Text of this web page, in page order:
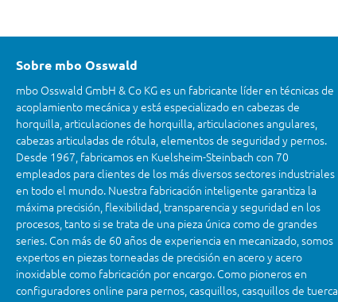
Sobre mbo Osswald
mbo Osswald GmbH & Co KG es un fabricante líder en técnicas de
acoplamiento mecánica y está especializado en cabezas de
horquilla, articulaciones de horquilla, articulaciones angulares,
cabezas articuladas de rótula, elementos de seguridad y pernos.
Desde 1967, fabricamos en Kuelsheim-Steinbach con 70
empleados para clientes de los más diversos sectores industriales
en todo el mundo. Nuestra fabricación inteligente garantiza la
máxima precisión, flexibilidad, transparencia y seguridad en los
procesos, tanto si se trata de una pieza única como de grandes
series. Con más de 60 años de experiencia en mecanizado, somos
expertos en piezas torneadas de precisión en acero y acero
inoxidable como fabricación por encargo. Como pioneros en
configuradores online para pernos, casquillos, casquillos de tuerca